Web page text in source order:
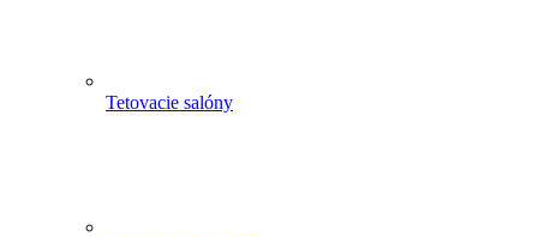
Tetovacie salóny